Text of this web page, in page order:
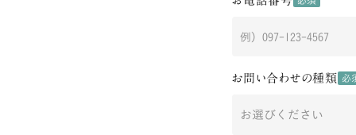
お問い合わせの種類 必